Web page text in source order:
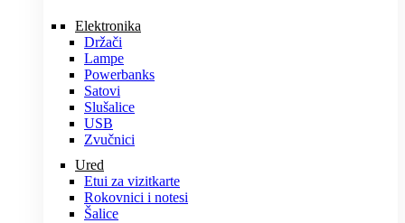
Elektronika
Držači
Lampe
Powerbanks
Satovi
Slušalice
USB
Zvučnici
Ured
Etui za vizitkarte
Rokovnici i notesi
Šalice